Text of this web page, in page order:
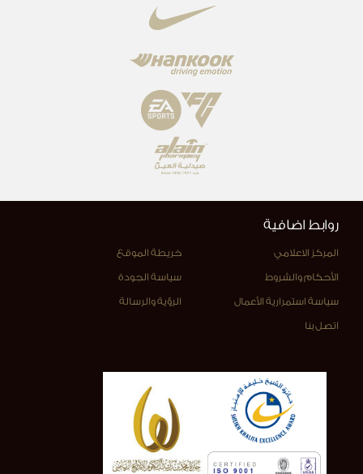
روابط اضافية
المركز الاعلامي خريطة الموقع
الأحكام والشروط سياسة الجودة
سياسة استمرارية الأعمال الرؤية والرسالة
اتصل بنا